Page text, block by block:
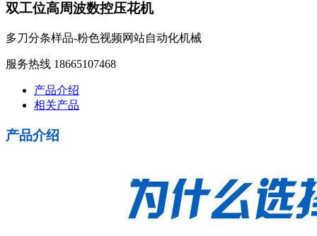
双工位高周波数控压花机
多刀分条样品-粉色视频网站自动化机械
服务热线 18665107468
产品介绍
相关产品
产品介绍